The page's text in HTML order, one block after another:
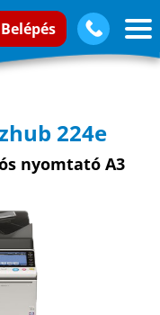
Belépés
224e
nyomtató A3